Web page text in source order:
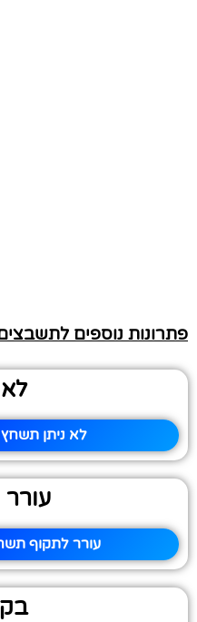
פתרונות נוספים
לא
לא ניתן
עורר לתקוף